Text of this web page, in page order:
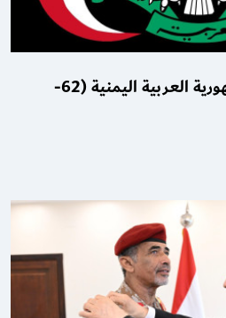
وزراء الداخلية في الجمهورية العربية اليمنية (62-